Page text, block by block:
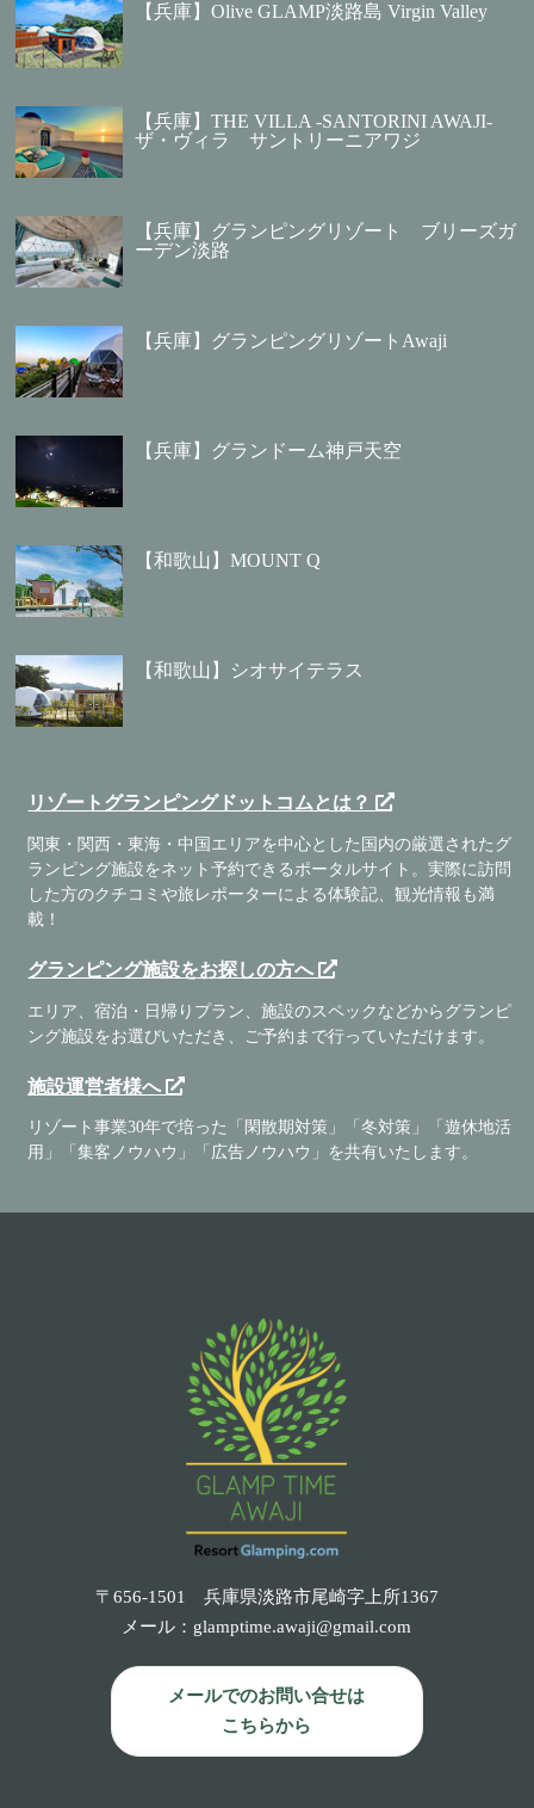
【兵庫】Olive GLAMP淡路島 Virgin Valley
【兵庫】THE VILLA -SANTORINI AWAJI-
ザ・ヴィラ サントリーニアワジ
【兵庫】グランピングリゾート ブリーズガ
ーデン淡路
【兵庫】グランピングリゾートAwaji
【兵庫】グランドーム神戸天空
【和歌山】MOUNT Q
【和歌山】シオサイテラス
リゾートグランピングドットコムとは？
関東・関西・東海・中国エリアを中心とした国内の厳選されたグ
ランピング施設をネット予約できるポータルサイト。実際に訪問
した方のクチコミや旅レポーターによる体験記、観光情報も満
載！
グランピング施設をお探しの方へ
エリア、宿泊・日帰りプラン、施設のスペックなどからグランピ
ング施設をお選びいただき、ご予約まで行っていただけます。
施設運営者様へ
リゾート事業30年で培った「閑散期対策」「冬対策」「遊休地活
用」「集客ノウハウ」「広告ノウハウ」を共有いたします。
〒656-1501 兵庫県淡路市尾崎字上所1367
メール： glamptime.awaji@gmail.com
メールでのお問い合せは
こちらから